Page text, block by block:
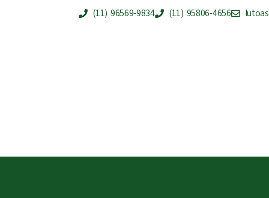
(11) 96569-9834 (11) 95806-4656